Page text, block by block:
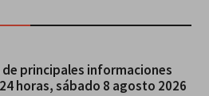
principales informaciones
horas, sábado 8 agosto 2026